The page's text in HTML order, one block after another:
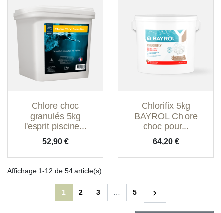
Chlore choc
granulés 5kg
l'esprit piscine...
Prix
52,90 €
Chlorifix 5kg
BAYROL Chlore
choc pour...
Prix
64,20 €
Affichage 1-12 de 54 article(s)
1 2 3 5 Suivant
